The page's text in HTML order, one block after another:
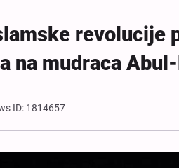
revolucije
na mudraca
ID: 1814657